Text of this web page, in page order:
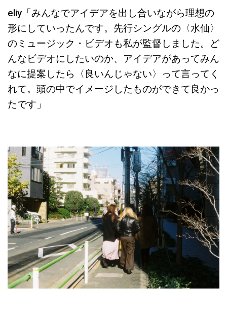
eliy「みんなでアイデアを出し合いながら理想の
形にしていったんです。先行シングルの〈水仙〉
のミュージック・ビデオも私が監督しました。ど
んなビデオにしたいのか、アイデアがあってみん
なに提案したら〈良いんじゃない〉って言ってく
れて。頭の中でイメージしたものができて良かっ
たです」